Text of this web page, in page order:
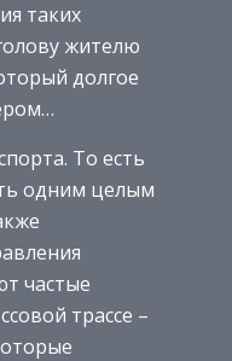
таких
жителю
долгое
То есть
одним целым
частые
трассе –